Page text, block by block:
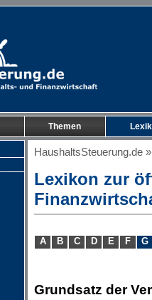
Themen
HaushaltsSteuerung.de
Lexikon zur
A B C D E F G
Grundsatz der